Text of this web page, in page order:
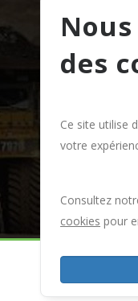
7:30 - 17h00
7:30 - 17h00
7:30 - 17h00
des
Ce site utilise
votre
Consultez
cookies pour